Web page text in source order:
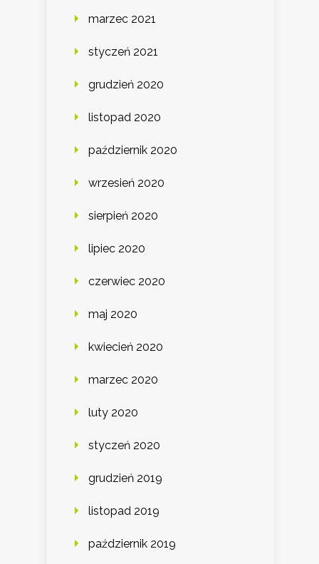
marzec 2021
styczeń 2021
grudzień 2020
listopad 2020
październik 2020
wrzesień 2020
sierpień 2020
lipiec 2020
czerwiec 2020
maj 2020
kwiecień 2020
marzec 2020
luty 2020
styczeń 2020
grudzień 2019
listopad 2019
październik 2019